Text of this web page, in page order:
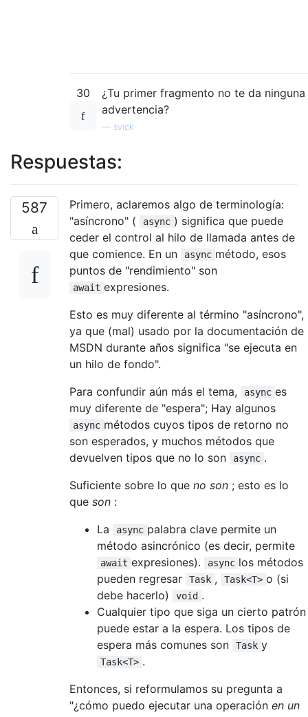
30
¿Tu primer fragmento no te da ninguna
advertencia?
svick
Respuestas:
587
Primero, aclaremos algo de terminología:
"asíncrono" (
async ) significa que puede
ceder el control al hilo de llamada antes de
que comience. En un
async método, esos
puntos de "rendimiento" son
await expresiones.
Esto es muy diferente al término "asíncrono",
ya que (mal) usado por la documentación de
MSDN durante años significa "se ejecuta en
un hilo de fondo".
Para confundir aún más el tema,
async es
muy diferente de "espera"; Hay algunos
async métodos cuyos tipos de retorno no
son esperados, y muchos métodos que
devuelven tipos que no lo son
async .
Suficiente sobre lo que no son ; esto es lo
que son :
La
async palabra clave permite un
método asincrónico (es decir, permite
await expresiones). async los métodos
pueden regresar
Task , Task<T> o (si
debe hacerlo)
void .
Cualquier tipo que siga un cierto patrón
puede estar a la espera. Los tipos de
espera más comunes son
Task y
Task<T> .
Entonces, si reformulamos su pregunta a
"¿cómo puedo ejecutar una operación en un